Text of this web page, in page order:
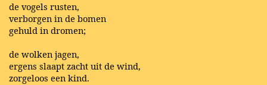
de vogels rusten,
verborgen in de bomen
gehuld in dromen;
de wolken jagen,
ergens slaapt zacht uit de wind,
zorgeloos een kind.